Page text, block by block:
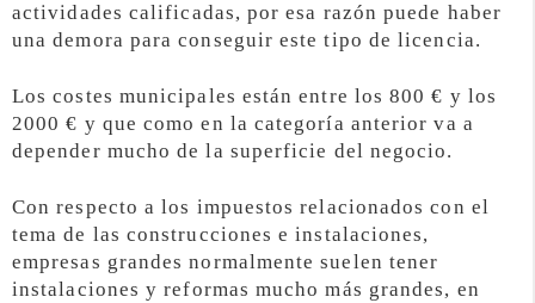
actividades calificadas, por esa razón puede haber
una demora para conseguir este tipo de licencia.
Los costes municipales están entre los 800 € y los
2000 € y que como en la categoría anterior va a
depender mucho de la superficie del negocio.
Con respecto a los impuestos relacionados con el
tema de las construcciones e instalaciones,
empresas grandes normalmente suelen tener
instalaciones y reformas mucho más grandes, en